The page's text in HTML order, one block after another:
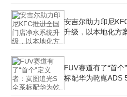
安吉尔助力印尼
升级，以本地化方
FUV赛道有了“首
标配华为乾崑ADS